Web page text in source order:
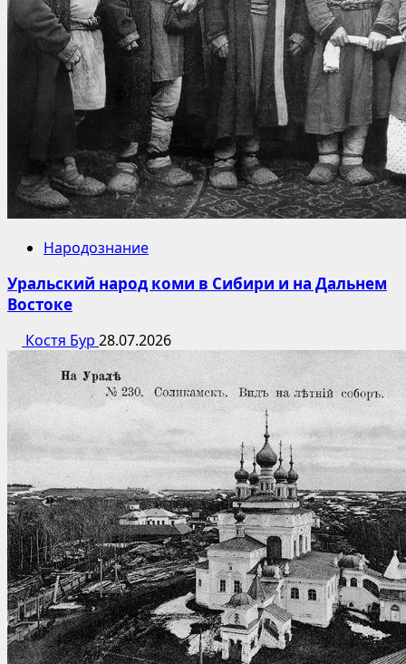
Народознание
Уральский народ коми в Сибири и на Дальнем
Востоке
Костя Бур 28.07.2026